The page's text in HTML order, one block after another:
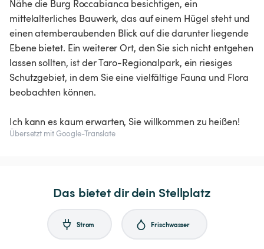
Nähe die Burg Roccabianca besichtigen, ein
mittelalterliches Bauwerk, das auf einem Hügel steht und
einen atemberaubenden Blick auf die darunter liegende
Ebene bietet. Ein weiterer Ort, den Sie sich nicht entgehen
lassen sollten, ist der Taro-Regionalpark, ein riesiges
Schutzgebiet, in dem Sie eine vielfältige Fauna und Flora
beobachten können.
Ich kann es kaum erwarten, Sie willkommen zu heißen!
Übersetzt mit Google-Translate
Das bietet dir dein Stellplatz
Strom Frischwasser